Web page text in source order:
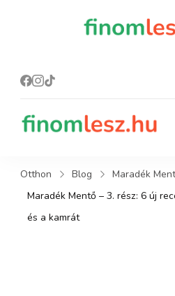
Otthon Blog
Maradék
Maradék Mentő – 3. rész: 6 új
és a kamrát